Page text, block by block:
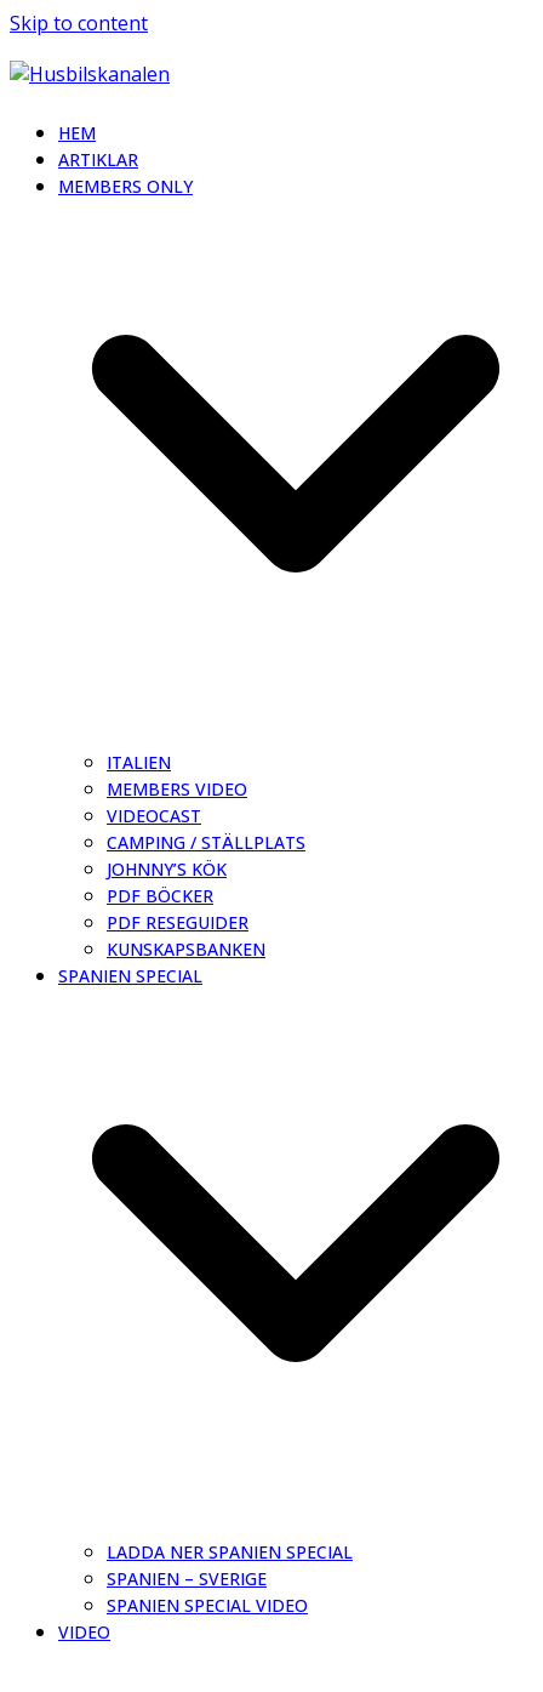
Skip to content
HEM
ARTIKLAR
MEMBERS ONLY
ITALIEN
MEMBERS VIDEO
VIDEOCAST
CAMPING / STÄLLPLATS
JOHNNY’S KÖK
PDF BÖCKER
PDF RESEGUIDER
KUNSKAPSBANKEN
SPANIEN SPECIAL
LADDA NER SPANIEN SPECIAL
SPANIEN – SVERIGE
SPANIEN SPECIAL VIDEO
VIDEO